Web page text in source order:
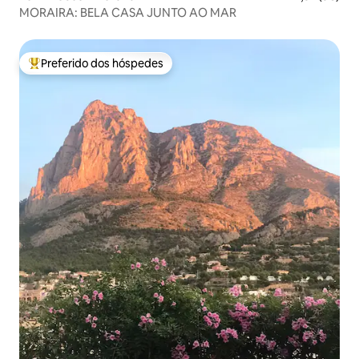
MORAIRA: BELA CASA JUNTO AO MAR
Entre os melhores preferidos dos hóspedes
Preferido dos hóspedes